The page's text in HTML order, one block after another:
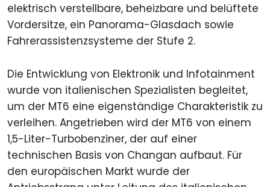
elektrisch verstellbare, beheizbare und belüftete
Vordersitze, ein Panorama-Glasdach sowie
Fahrerassistenzsysteme der Stufe 2.
Die Entwicklung von Elektronik und Infotainment
wurde von italienischen Spezialisten begleitet,
um der MT6 eine eigenständige Charakteristik zu
verleihen. Angetrieben wird der MT6 von einem
1,5-Liter-Turbobenziner, der auf einer
technischen Basis von Changan aufbaut. Für
den europäischen Markt wurde der